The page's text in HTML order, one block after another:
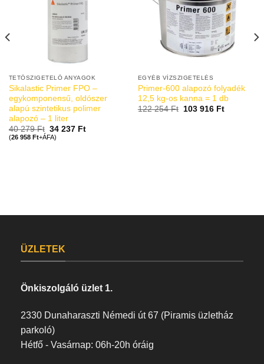
TETŐSZIGETELŐ ANYAGOK
Sikalastic Primer FPO –
egykomponensű, oldószer
alapú szintetikus polimer
alapozó – 1 liter
40 279Ft 34 237 Ft
(26 958 Ft+ÁFA)
EGYÉB VÍZSZIGETELÉS
Primer-600 alapozó folyadék
12,5 kg-os kanna = 1 db
122 254Ft 103 916 Ft
ÜZLETEK
Önkiszolgáló üzlet 1.
2330 Dunaharaszti Némedi út 67 (Piramis üzletház
parkoló)
Hétfő - Vasárnap: 06h-20h óráig